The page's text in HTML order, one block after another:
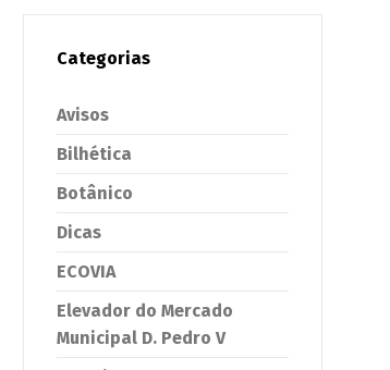
Categorias
Avisos
Bilhética
Botânico
Dicas
ECOVIA
Elevador do Mercado
Municipal D. Pedro V